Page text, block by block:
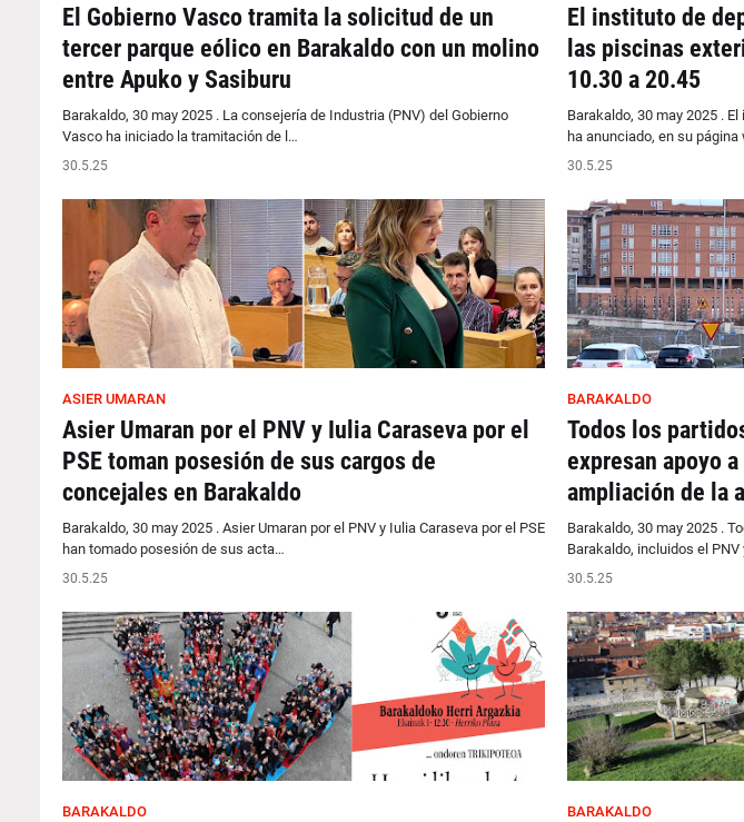
El Gobierno Vasco tramita la solicitud de un
tercer parque eólico en Barakaldo con un molino
entre Apuko y Sasiburu
Barakaldo, 30 may 2025 . La consejería de Industria (PNV) del Gobierno
Vasco ha iniciado la tramitación de l…
30.5.25
El instituto de
las piscinas
10.30 a 20.45
Barakaldo, 30 may 2025 .
ha anunciado, en su página
30.5.25
ASIER UMARAN
Asier Umaran por el PNV y Iulia Caraseva por el
PSE toman posesión de sus cargos de
concejales en Barakaldo
Barakaldo, 30 may 2025 . Asier Umaran por el PNV y Iulia Caraseva por el PSE
han tomado posesión de sus acta…
30.5.25
BARAKALDO
Todos los
expresan apoyo
ampliación de la
Barakaldo, 30 may 2025 .
Barakaldo, incluidos el PNV
30.5.25
BARAKALDO BARAKALDO